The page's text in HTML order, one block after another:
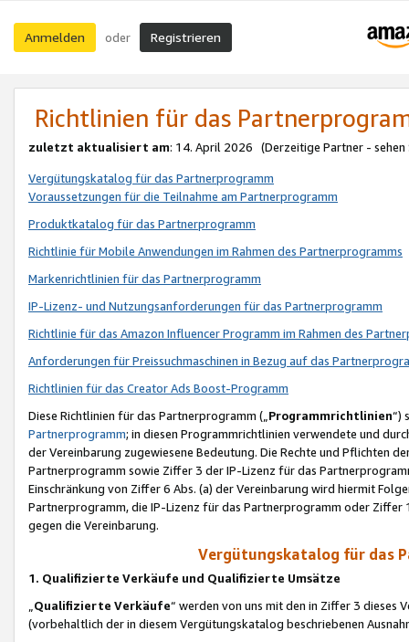
Anmelden oder Registrieren
Richtlinien für das
zuletzt aktualisiert am: 14. April 2026 (Derzeitige Partner - sehen
Vergütungskatalog für das Partnerprogramm
Voraussetzungen für die Teilnahme am Partnerprogramm
Produktkatalog für das Partnerprogramm
Richtlinie für Mobile Anwendungen im Rahmen des Partnerprogramms
Markenrichtlinien für das Partnerprogramm
IP-Lizenz- und Nutzungsanforderungen für das Partnerprogramm
Richtlinie für das Amazon Influencer Programm im Rahmen des
Anforderungen für Preissuchmaschinen in Bezug auf das
Richtlinien für das Creator Ads Boost-Programm
Diese Richtlinien für das Partnerprogramm („Programmrichtlinien“)
Partnerprogramm; in diesen Programmrichtlinien verwendete und
der Vereinbarung zugewiesene Bedeutung. Die Rechte und Pflichten
Partnerprogramm sowie Ziffer 3 der IP-Lizenz für das
Einschränkung von Ziffer 6 Abs. (a) der Vereinbarung wird hiermit
Partnerprogramm, die IP-Lizenz für das Partnerprogramm oder
gegen die Vereinbarung.
Vergütungskatalog für das
1. Qualifizierte Verkäufe und Qualifizierte Umsätze
Qualifizierte Verkäufe“ werden von uns mit den in Ziffer 3
(vorbehaltlich der in diesem Vergütungskatalog beschriebenen